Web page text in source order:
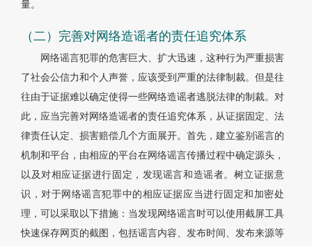
量。
（二）完善对网络造谣者的责任追究体系
网络谣言犯罪的危害巨大、扩大迅速，这种行为严重损害
了社会公信力和个人声誉，应该受到严重的法律制裁。但是往
往由于证据难以确定使得一些网络造谣者逃脱法律的制裁。对
此，应当完善对网络造谣者的责任追究体系，从证据固定、法
律责任认定、损害赔偿几个方面展开。首先，建立鉴别谣言的
机制和平台，由相应的平台在网络谣言传播过程中确定源头，
以及对相应证据进行固定，发现谣言和造谣者。树立证据意
识，对于网络谣言犯罪中的相应证据应当进行固定和加密处
理，可以采取以下措施：当发现网络谣言时可以使用截屏工具
快速保存网页的截图，包括谣言内容、发布时间、发布来源等